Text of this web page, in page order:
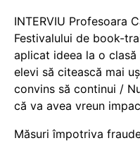
INTERVIU Profesoara
Festivalului de book-
aplicat ideea la o
elevi să citească mai
convins să continui /
că va avea vreun
Măsuri împotriva